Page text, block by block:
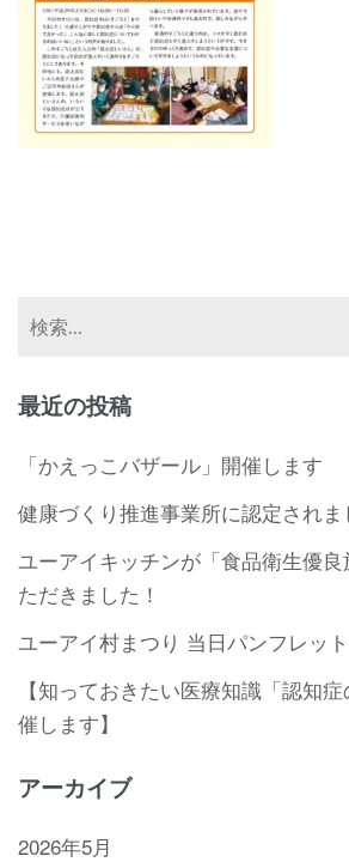
最近の投稿
「かえっこバザール」開催します
健康づくり推進事業所に認定されま
ユーアイキッチンが「食品衛生優
ただきました！
ユーアイ村まつり 当日パンフレッ
【知っておきたい医療知識「認知
催します】
アーカイブ
2026年5月